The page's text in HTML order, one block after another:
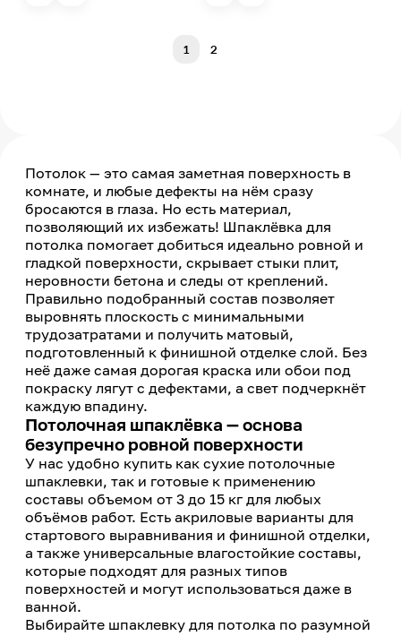
1 2
Потолок — это самая заметная поверхность в
комнате, и любые дефекты на нём сразу
бросаются в глаза. Но есть материал,
позволяющий их избежать! Шпаклёвка для
потолка помогает добиться идеально ровной и
гладкой поверхности, скрывает стыки плит,
неровности бетона и следы от креплений.
Правильно подобранный состав позволяет
выровнять плоскость с минимальными
трудозатратами и получить матовый,
подготовленный к финишной отделке слой. Без
неё даже самая дорогая краска или обои под
покраску лягут с дефектами, а свет подчеркнёт
каждую впадину.
Потолочная шпаклёвка — основа
безупречно ровной поверхности
У нас удобно купить как сухие потолочные
шпаклевки, так и готовые к применению
составы объемом от 3 до 15 кг для любых
объёмов работ. Есть акриловые варианты для
стартового выравнивания и финишной отделки,
а также универсальные влагостойкие составы,
которые подходят для разных типов
поверхностей и могут использоваться даже в
ванной.
Выбирайте шпаклевку для потолка по разумной